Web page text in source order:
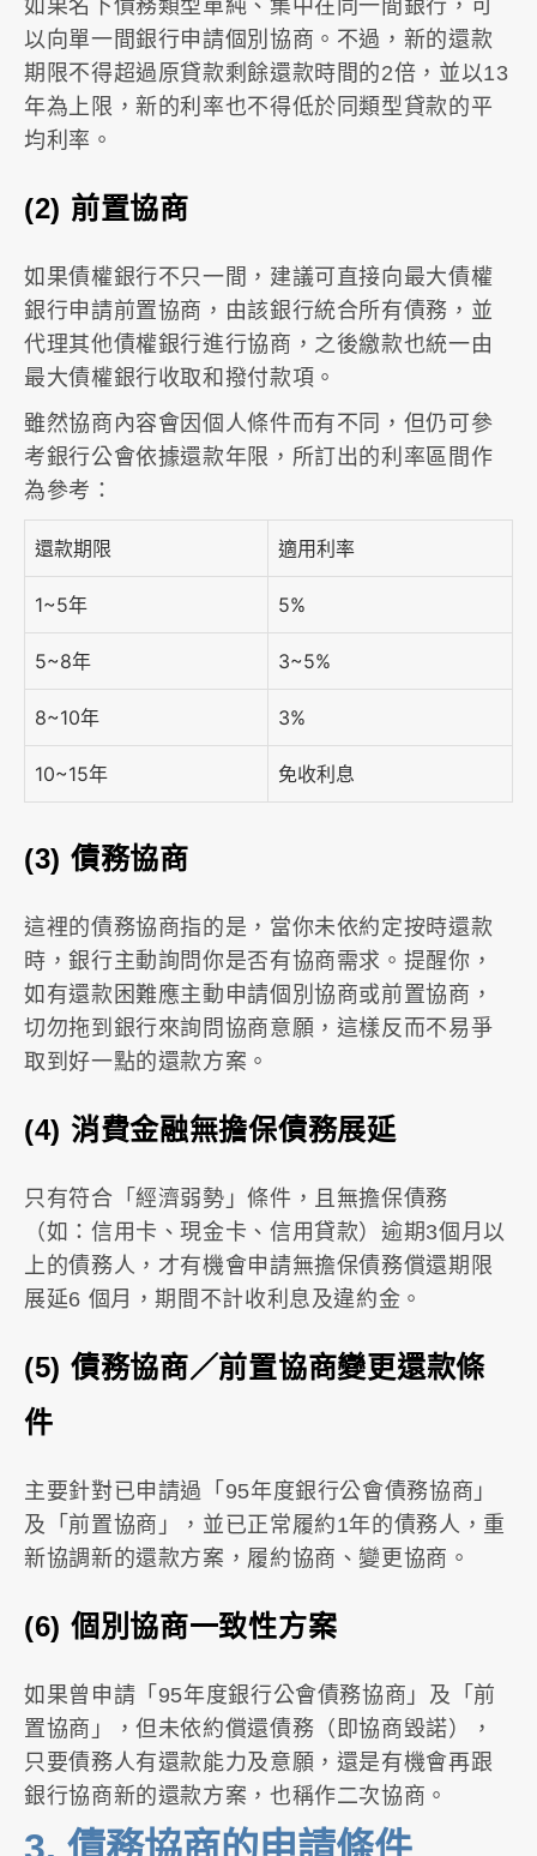
如果名下債務類型單純、集中在同一間銀行，可
以向單一間銀行申請個別協商。不過，新的還款
期限不得超過原貸款剩餘還款時間的2倍，並以13
年為上限，新的利率也不得低於同類型貸款的平
均利率。
(2) 前置協商
如果債權銀行不只一間，建議可直接向最大債權
銀行申請前置協商，由該銀行統合所有債務，並
代理其他債權銀行進行協商，之後繳款也統一由
最大債權銀行收取和撥付款項。
雖然協商內容會因個人條件而有不同，但仍可參
考銀行公會依據還款年限，所訂出的利率區間作
為參考：
還款期限 適用利率
1~5年 5%
5~8年 3~5%
8~10年 3%
10~15年 免收利息
(3) 債務協商
這裡的債務協商指的是，當你未依約定按時還款
時，銀行主動詢問你是否有協商需求。提醒你，
如有還款困難應主動申請個別協商或前置協商，
切勿拖到銀行來詢問協商意願，這樣反而不易爭
取到好一點的還款方案。
(4) 消費金融無擔保債務展延
只有符合「經濟弱勢」條件，且無擔保債務
（如：信用卡、現金卡、信用貸款）逾期3個月以
上的債務人，才有機會申請無擔保債務償還期限
展延6 個月，期間不計收利息及違約金。
(5) 債務協商／前置協商變更還款條
件
主要針對已申請過「95年度銀行公會債務協商」
及「前置協商」，並已正常履約1年的債務人，重
新協調新的還款方案，履約協商、變更協商。
(6) 個別協商一致性方案
如果曾申請「95年度銀行公會債務協商」及「前
置協商」，但未依約償還債務（即協商毀諾），
只要債務人有還款能力及意願，還是有機會再跟
銀行協商新的還款方案，也稱作二次協商。
3. 債務協商的申請條件